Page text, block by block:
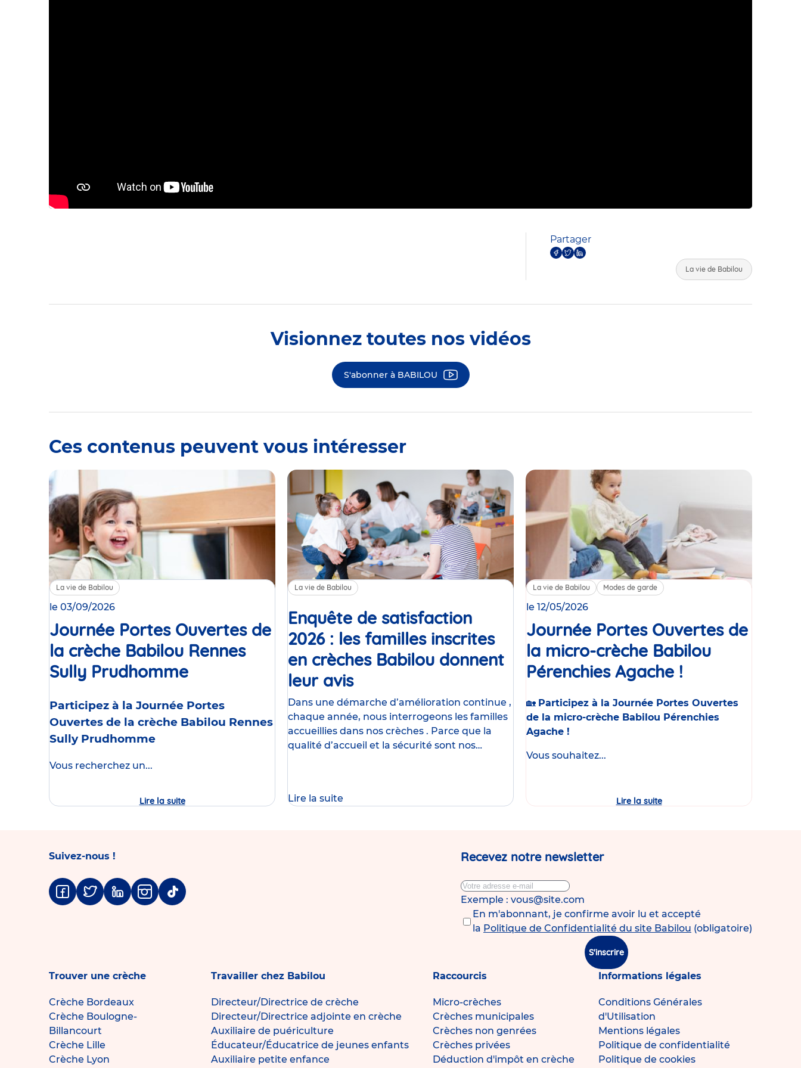
Partager
La vie de Babilou
Visionnez toutes nos vidéos
S'abonner à BABILOU
Ces contenus peuvent vous intéresser
La vie de Babilou
le 03/09/2026
Journée Portes Ouvertes de
la crèche Babilou Rennes
Sully Prudhomme
Participez à la Journée Portes
Ouvertes de la crèche Babilou Rennes
Sully Prudhomme
Vous recherchez un...
Lire la suiteJournée
Portes
La vie de Babilou
Enquête de satisfaction
2026 : les familles inscrites
en crèches Babilou donnent
leur avisArticle
Dans une démarche d’amélioration continue ,
chaque année, nous interrogeons les familles
accueillies dans nos crèches . Parce que la
qualité d’accueil et la sécurité sont nos
Lire la suite
La vie de Babilou Modes de garde
le 12/05/2026
Journée Portes Ouvertes de
la micro-crèche Babilou
Pérenchies Agache !
🏡 Participez à la Journée Portes Ouvertes
de la micro-crèche Babilou Pérenchies
Agache !
Vous souhaitez...
Lire la suiteJournée
Portes
Suivez-nous !
Facebook
TwitterLinkedinInstagram
Tiktok
Recevez notre newsletter
Exemple : vous@site.com
En m'abonnant, je confirme avoir lu et accepté
la Politique de Confidentialité du site Babilou (obligatoire)
S'inscrire
Trouver une crèche
Crèche Bordeaux
Crèche Boulogne-
Billancourt
Crèche Lille
Crèche Lyon
Travailler chez Babilou
Directeur/Directrice de crèche
Directeur/Directrice adjointe en crèche
Auxiliaire de puériculture
Éducateur/Éducatrice de jeunes enfants
Auxiliaire petite enfance
Raccourcis
Micro-crèches
Crèches municipales
Crèches non genrées
Crèches privées
Déduction d'impôt en crèche
Informations légales
Conditions Générales
d'Utilisation
Mentions légales
Politique de confidentialité
Politique de cookies